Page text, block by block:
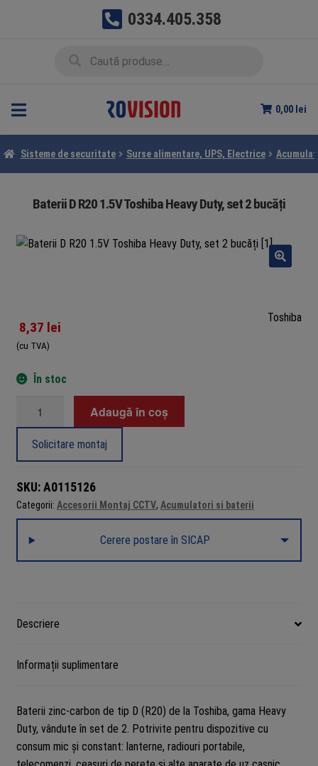
0334.405.358
0,00 lei
Sisteme de securitate Surse alimentare, UPS, Electrice
Baterii D R20 1.5V Toshiba Heavy Duty, set 2 bucăți
8,37 lei
(cu TVA)
Toshiba
În stoc
Toshiba
Heavy
set
2
Adaugă în coș
Solicitare montaj
SKU: A0115126
Categorii: Accesorii Montaj CCTV, Acumulatori si baterii
Cerere postare în SICAP
Descriere
Informații suplimentare
Baterii zinc-carbon de tip D (R20) de la Toshiba, gama Heavy
Duty, vândute în set de 2. Potrivite pentru dispozitive cu
consum mic și constant: lanterne, radiouri portabile,